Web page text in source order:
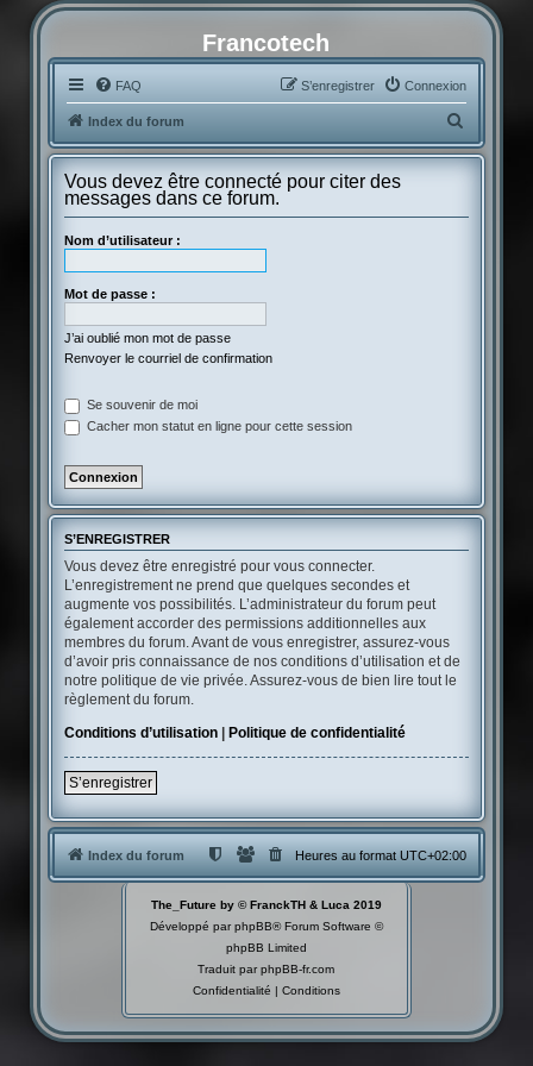
Francotech
FAQ Connexion
S’enregistrer
Index du forum
e
Vous devez être connecté pour citer des
messages dans ce forum.
Nom d’utilisateur :
Mot de passe :
J’ai oublié mon mot de passe
Renvoyer le courriel de confirmation
Se souvenir de moi
Cacher mon statut en ligne pour cette session
S’ENREGISTRER
Vous devez être enregistré pour vous connecter.
L’enregistrement ne prend que quelques secondes et
augmente vos possibilités. L’administrateur du forum peut
également accorder des permissions additionnelles aux
membres du forum. Avant de vous enregistrer, assurez-vous
d’avoir pris connaissance de nos conditions d’utilisation et de
notre politique de vie privée. Assurez-vous de bien lire tout le
règlement du forum.
Conditions d’utilisation| Politique de confidentialité
S’enregistrer
Index du forum Heures au formatUTC+02:00
The_Future by © FranckTH & Luca 2019
Développé parphpBB® Forum Software ©
phpBB Limited
Traduit parphpBB-fr.com
Confidentialité | Conditions